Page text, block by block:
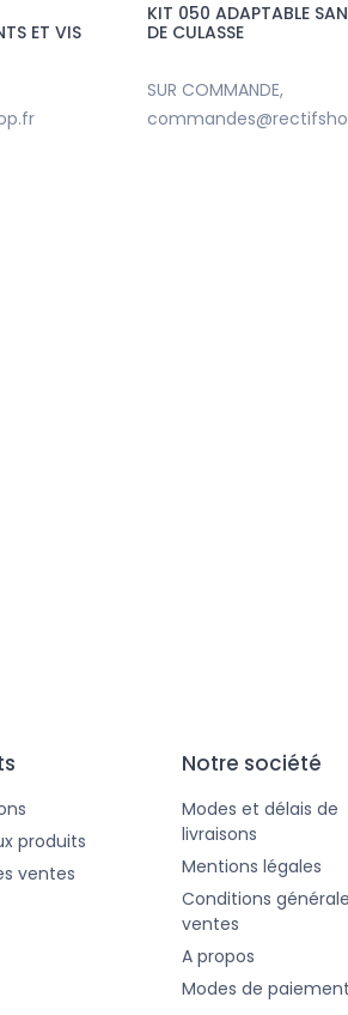
ET VIS
KIT 050 ADAPTABLE
DE CULASSE
SUR COMMANDE,
produits
ventes
Notre société
Modes et délais de
livraisons
Mentions légales
Conditions
ventes
A propos
Modes de